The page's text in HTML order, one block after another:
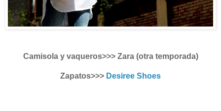
Camisola y vaqueros>>> Zara (otra temporada)
Zapatos>>> Desiree Shoes